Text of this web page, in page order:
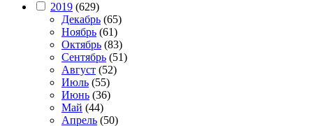
2019 (629)
Декабрь (65)
Ноябрь (61)
Октябрь (83)
Сентябрь (51)
Август (52)
Июль (55)
Июнь (36)
Май (44)
Апрель (50)